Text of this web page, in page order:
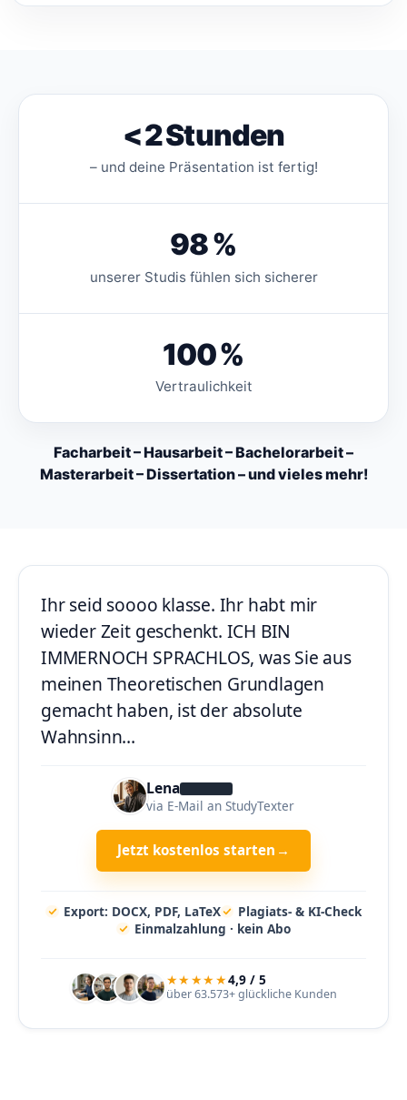
< 2Stunden
– und deine Präsentation ist fertig!
98 %
unserer Studis fühlen sich sicherer
100 %
Vertraulichkeit
Facharbeit – Hausarbeit – Bachelorarbeit –
Masterarbeit – Dissertation – und vieles mehr!
Ihr seid soooo klasse. Ihr habt mir
wieder Zeit geschenkt. ICH BIN
IMMERNOCH SPRACHLOS, was Sie aus
meinen Theoretischen Grundlagen
gemacht haben, ist der absolute
Wahnsinn…
Lena Müller
via E-Mail an StudyTexter
Jetzt kostenlos starten →
Export: DOCX, PDF, LaTeX
Plagiats- & KI-Check
Einmalzahlung · kein Abo
★★★★★4,9 / 5
über 63.573+ glückliche Kunden